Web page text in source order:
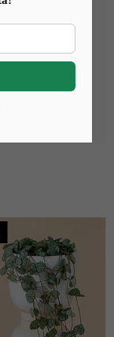
pentru a-i
încăperilor.